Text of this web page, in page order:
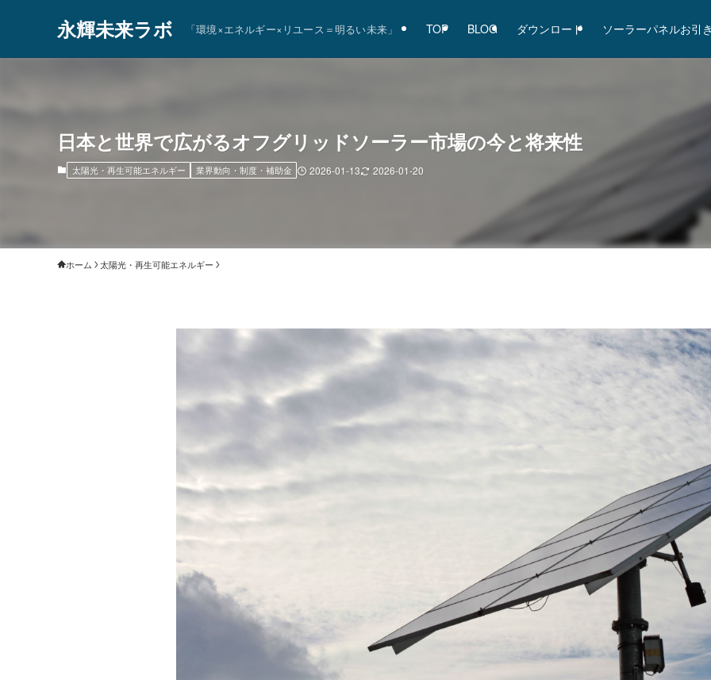
永輝未来ラボ 「環境×エネルギー×リユース＝明るい未来」 TOP BLOG ダウンロード ソーラーパネルお引
日本と世界で広がるオフグリッドソーラー市場の今と将来性
太陽光・再生可能エネルギー 業界動向・制度・補助金 2026-01-13 2026-01-20
ホーム 太陽光・再生可能エネルギー